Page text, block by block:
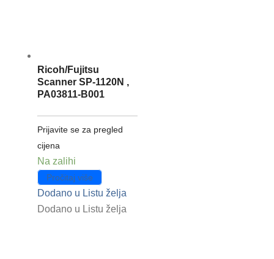
Ricoh/Fujitsu
Scanner SP-1120N ,
PA03811-B001
Prijavite se za pregled
cijena
Na zalihi
Pročitaj više
Dodano u Listu želja
Dodano u Listu želja